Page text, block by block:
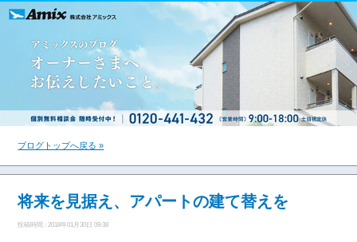
ブログトップへ戻る »
将来を見据え、アパートの建て替えを
投稿時間 : 2018年01月30日 09:38